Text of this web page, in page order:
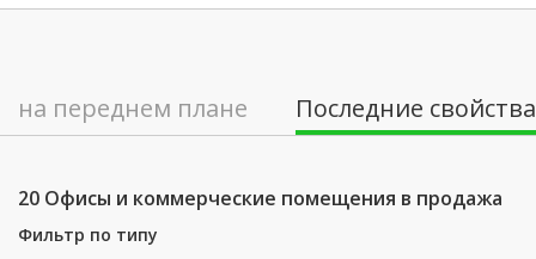
вторник: 09:00 - 18:00
среда: 09:00 - 18:00
на переднем плане Последние свойства
20 Офисы и коммерческие помещения в продажа
Фильтр по типу